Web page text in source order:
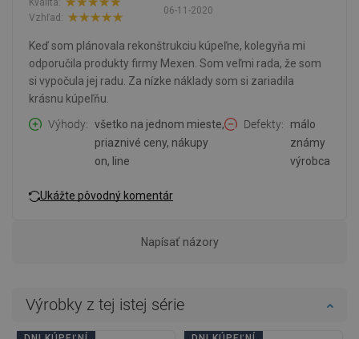
06-11-2020
Kvalita:
Vzhľad:
Keď som plánovala rekonštrukciu kúpeľne, kolegyňa mi
odporučila produkty firmy Mexen. Som veľmi rada, že som
si vypočula jej radu. Za nízke náklady som si zariadila
krásnu kúpeľňu.
Výhody
všetko na jednom mieste,
priaznivé ceny, nákupy
on, line
Defekty
málo
známy
výrobca
Ukážte pôvodný komentár
Napísať názory
Výrobky z tej istej série